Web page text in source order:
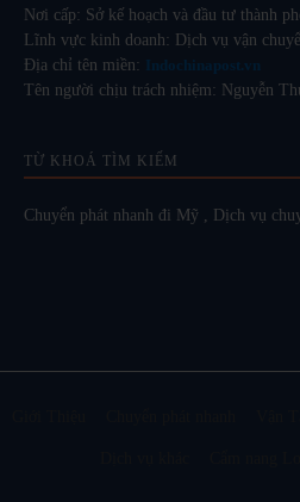
Nơi cấp: Sở kế hoạch và đầu tư thành
Lĩnh vực kinh doanh: Dịch vụ vận
Địa chỉ tên miền: Indochinapost.vn
Tên người chịu trách nhiệm: Nguyễn
TỪ KHOÁ TÌM KIẾM
Chuyển phát nhanh đi Mỹ , Dịch vụ